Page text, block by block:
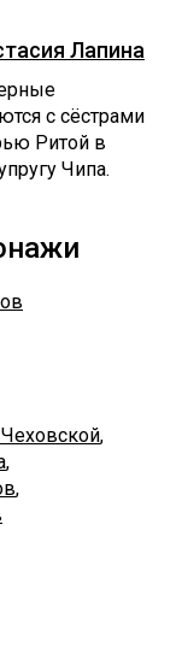
Лапина
с сёстрами
Ритой в
Чипа.
,
,
,